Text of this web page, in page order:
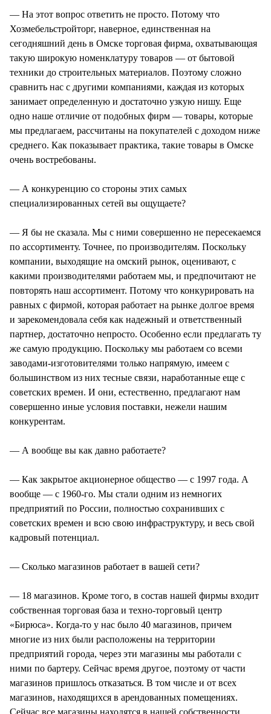
— На этот вопрос ответить не просто. Потому что
Хозмебельстройторг, наверное, единственная на
сегодняшний день в Омске торговая фирма, охватывающая
такую широкую номенклатуру товаров — от бытовой
техники до строительных материалов. Поэтому сложно
сравнить нас с другими компаниями, каждая из которых
занимает определенную и достаточно узкую нишу. Еще
одно наше отличие от подобных фирм — товары, которые
мы предлагаем, рассчитаны на покупателей с доходом ниже
среднего. Как показывает практика, такие товары в Омске
очень востребованы.
— А конкуренцию со стороны этих самых
специализированных сетей вы ощущаете?
— Я бы не сказала. Мы с ними совершенно не пересекаемся
по ассортименту. Точнее, по производителям. Поскольку
компании, выходящие на омский рынок, оценивают, с
какими производителями работаем мы, и предпочитают не
повторять наш ассортимент. Потому что конкурировать на
равных с фирмой, которая работает на рынке долгое время
и зарекомендовала себя как надежный и ответственный
партнер, достаточно непросто. Особенно если предлагать ту
же самую продукцию. Поскольку мы работаем со всеми
заводами-изготовителями только напрямую, имеем с
большинством из них тесные связи, наработанные еще с
советских времен. И они, естественно, предлагают нам
совершенно иные условия поставки, нежели нашим
конкурентам.
— А вообще вы как давно работаете?
— Как закрытое акционерное общество — с 1997 года. А
вообще — с 1960-го. Мы стали одним из немногих
предприятий по России, полностью сохранивших с
советских времен и всю свою инфраструктуру, и весь свой
кадровый потенциал.
— Сколько магазинов работает в вашей сети?
— 18 магазинов. Кроме того, в состав нашей фирмы входит
собственная торговая база и техно-торговый центр
«Бирюса». Когда-то у нас было 40 магазинов, причем
многие из них были расположены на территории
предприятий города, через эти магазины мы работали с
ними по бартеру. Сейчас время другое, поэтому от части
магазинов пришлось отказаться. В том числе и от всех
магазинов, находящихся в арендованных помещениях.
Сейчас все магазины находятся в нашей собственности.